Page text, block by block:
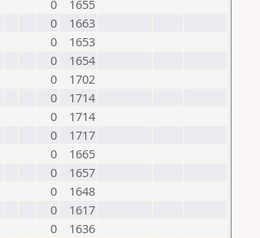
0
1655
0
1663
0
1653
0
1654
0
1702
0
1714
0
1714
0
1717
0
1665
0
1657
0
1648
0
1617
0
1636